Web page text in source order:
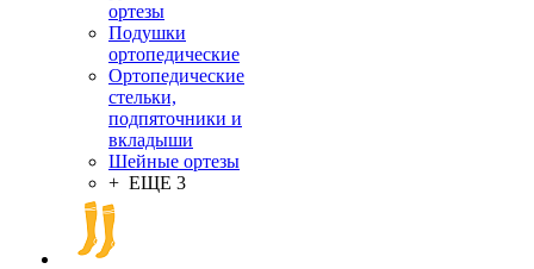
ортезы
Подушки
ортопедические
Ортопедические
стельки,
подпяточники и
вкладыши
Шейные ортезы
+ ЕЩЕ 3